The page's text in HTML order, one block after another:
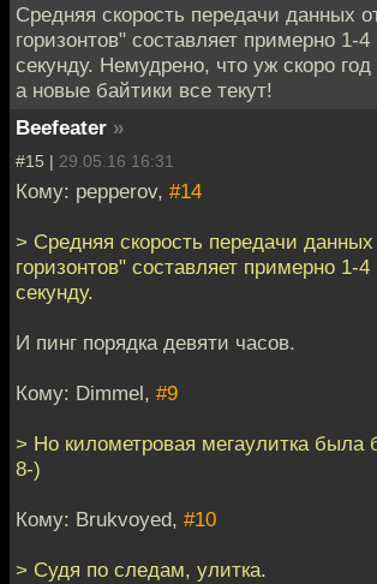
Средняя скорость передачи данных
горизонтов" составляет примерно 1-
секунду. Немудрено, что уж скоро
а новые байтики все текут!
Beefeater »
#15 | 29.05.16 16:31
Кому: pepperov, #14
> Средняя скорость передачи
горизонтов" составляет примерно 1-
секунду.
И пинг порядка девяти часов.
Кому: Dimmel, #9
> Но километровая мегаулитка была
8-)
Кому: Brukvoyed, #10
> Судя по следам, улитка.